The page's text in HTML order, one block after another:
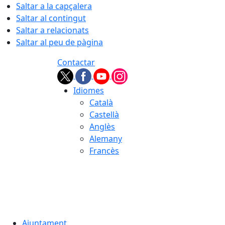
Saltar a la capçalera
Saltar al contingut
Saltar a relacionats
Saltar al peu de pàgina
Contactar
Idiomes
Català
Castellà
Anglès
Alemany
Francès